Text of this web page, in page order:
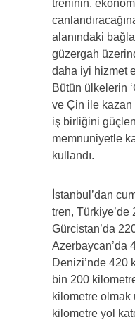
treninin,
alanındaki
güzergah
daha iyi hizmet
Bütün ülkelerin
ve Çin ile kazan
iş birliğini
memnuniyetle
kullandı.
İstanbul’dan
tren, Türkiye’de
Gürcistan’da
Azerbaycan’da
Denizi’nde 420
bin 200
kilometre
kilometre yol